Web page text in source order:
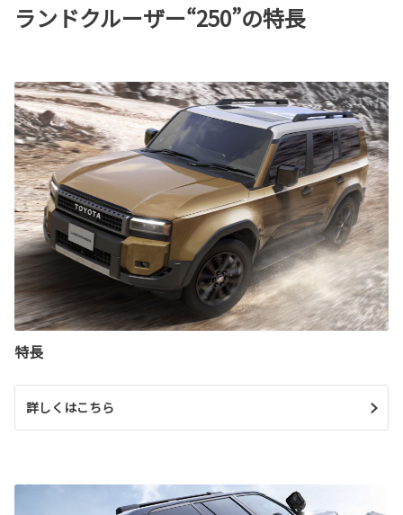
ランドクルーザー“250”の特長
特長
詳しくはこちら